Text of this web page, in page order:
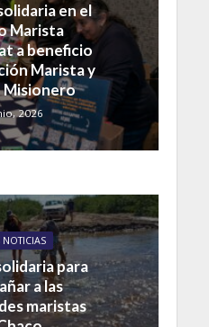
en el
Marista
a beneficio
Marista y
Misionero
2026
para
a las
maristas